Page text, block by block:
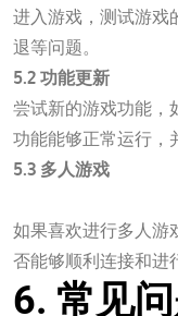
进入游戏，测试游戏
退等问题。
5.2 功能更新
尝试新的游戏功能，
功能能够正常运行，
5.3 多人游戏
如果喜欢进行多人游
否能够顺利连接和进
6. 常见